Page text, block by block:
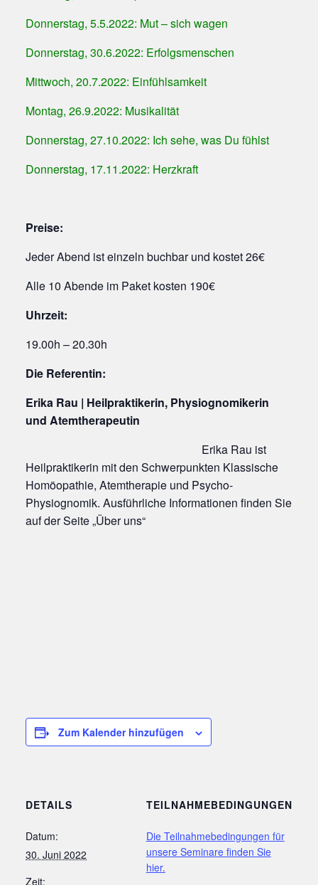
Donnerstag, 5.5.2022: Mut – sich wagen
Donnerstag, 30.6.2022: Erfolgsmenschen
Mittwoch, 20.7.2022: Einfühlsamkeit
Montag, 26.9.2022: Musikalität
Donnerstag, 27.10.2022: Ich sehe, was Du fühlst
Donnerstag, 17.11.2022: Herzkraft
Preise:
Jeder Abend ist einzeln buchbar und kostet 26€
Alle 10 Abende im Paket kosten 190€
Uhrzeit:
19.00h – 20.30h
Die Referentin:
Erika Rau | Heilpraktikerin, Physiognomikerin
und Atemtherapeutin
Erika Rau ist
Heilpraktikerin mit den Schwerpunkten Klassische
Homöopathie, Atemtherapie und Psycho-
Physiognomik. Ausführliche Informationen finden Sie
auf der Seite „Über uns“
Zum Kalender hinzufügen
DETAILS
Datum:
30. Juni 2022
Zeit:
TEILNAHMEBEDINGUNGEN
Die Teilnahmebedingungen für
unsere Seminare finden Sie
hier.